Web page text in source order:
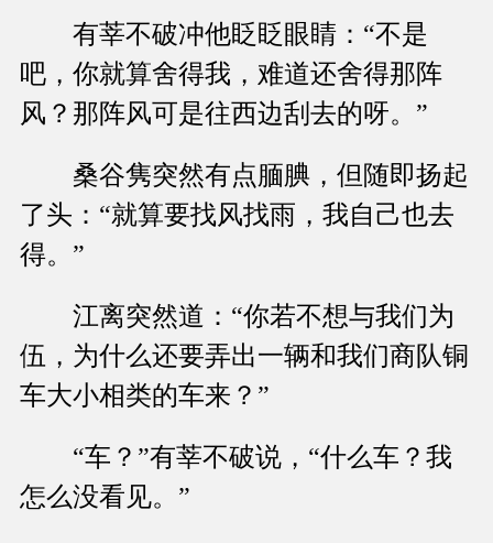
有莘不破冲他眨眨眼睛：“不是
吧，你就算舍得我，难道还舍得那阵
风？那阵风可是往西边刮去的呀。”
桑谷隽突然有点腼腆，但随即扬起
了头：“就算要找风找雨，我自己也去
得。”
江离突然道：“你若不想与我们为
伍，为什么还要弄出一辆和我们商队铜
车大小相类的车来？”
“车？”有莘不破说，“什么车？我
怎么没看见。”